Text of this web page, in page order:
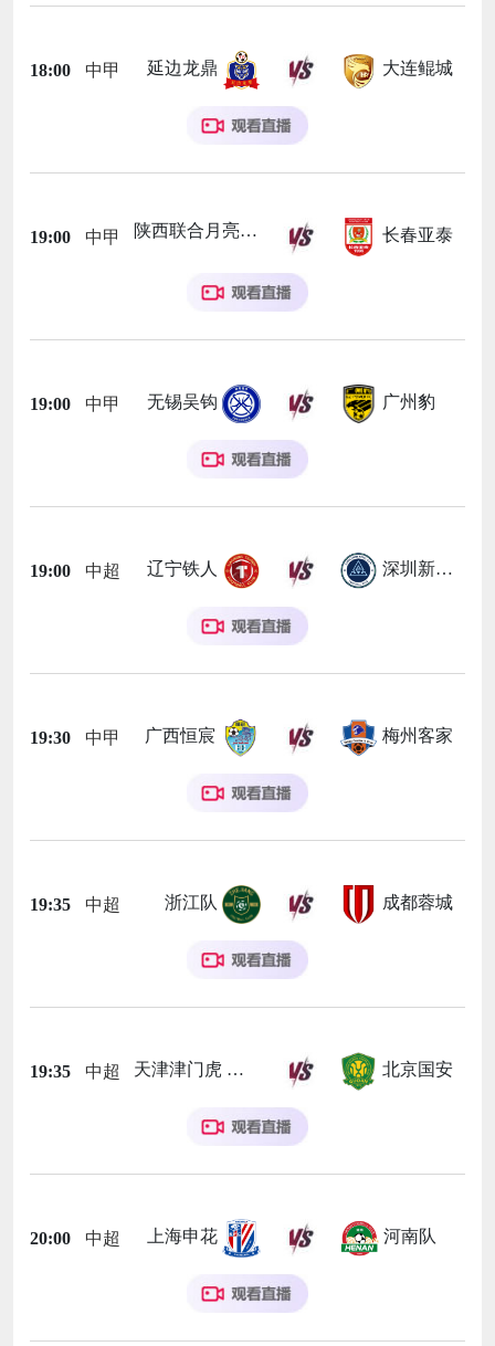
18:00 中甲 延边龙鼎 大连鲲城
19:00 中甲 陕西联合月亮泊队 长春亚泰
19:00 中甲 无锡吴钩 广州豹
19:00 中超 辽宁铁人 深圳新鹏城
19:30 中甲 广西恒宸 梅州客家
19:35 中超 浙江队 成都蓉城
19:35 中超 天津津门虎 北京国安
20:00 中超 上海申花 河南队